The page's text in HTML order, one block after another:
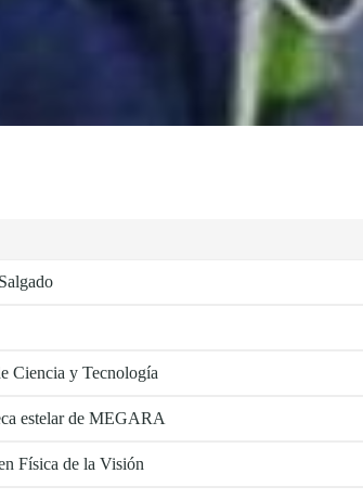
Ciencia y Tecnología
estelar de MEGARA
Física de la Visión